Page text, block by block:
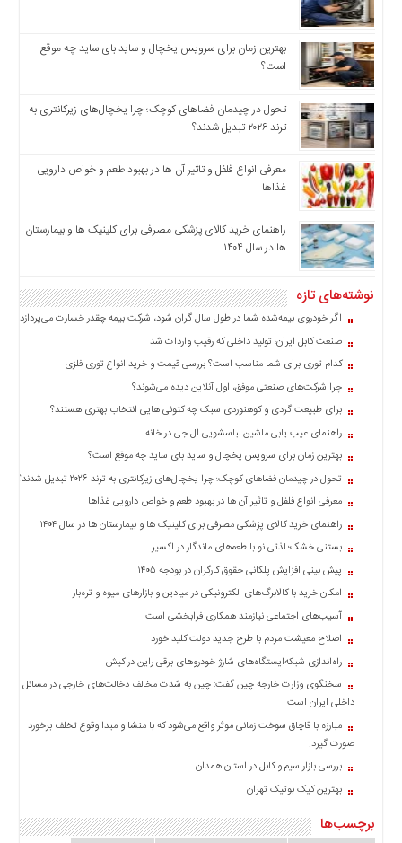
اخبار
اخبار
جدید
اخبار
حوادث
اخبار
سیاسی
اخبار
اخبار
سایت
برگه
نمونه
بهترین زمان برای سرویس یخچال و ساید بای ساید چه موقع
است؟
تحول در چیدمان فضاهای کوچک؛ چرا یخچال‌های زیرکانتری به
ترند ۲۰۲۶ تبدیل شدند؟
معرفی انواع فلفل و تاثیر آن ‌ها در بهبود طعم و خواص دارویی
غذاها
راهنمای خرید کالای پزشکی مصرفی برای کلینیک ها و بیمارستان
ها در سال ۱۴۰۴
نوشته‌های تازه
اگر خودروی بیمه‌شده شما در طول سال گران شود، شرکت بیمه چقدر خسارت می‌پردازد؟
صنعت کابل ایران؛ تولید داخلی که رقیب واردات شد
کدام توری برای شما مناسب است؟ بررسی قیمت و خرید انواع توری فلزی
چرا شرکت‌های صنعتی موفق، اول آنلاین دیده می‌شوند؟
برای طبیعت گردی و کوهنوردی سبک چه کتونی هایی انتخاب بهتری هستند؟
راهنمای عیب یابی ماشین لباسشویی ال جی در خانه
بهترین زمان برای سرویس یخچال و ساید بای ساید چه موقع است؟
تحول در چیدمان فضاهای کوچک؛ چرا یخچال‌های زیرکانتری به ترند ۲۰۲۶ تبدیل شدند؟
معرفی انواع فلفل و تاثیر آن ‌ها در بهبود طعم و خواص دارویی غذاها
راهنمای خرید کالای پزشکی مصرفی برای کلینیک ها و بیمارستان ها در سال ۱۴۰۴
بستنی خشک؛ لذتی نو با طعم‌های ماندگار در اکسیر
پیش بینی افزایش پلکانی حقوق کارگران در بودجه ۱۴۰۵
امکان خرید با کالابرگ‌های الکترونیکی در میادین و بازارهای میوه و تره‌بار
آسیب‌های اجتماعی نیازمند همکاری فرابخشی است
اصلاح معیشت مردم با طرح جدید دولت کلید خورد
راه‌اندازی شبکه‌ایستگاه‌های شارژ خودروهای برقی راین در کیش
سخنگوی وزارت خارجه چین گفت: چین به شدت مخالف دخالت‌های خارجی در مسائل
داخلی ایران است
مبارزه با قاچاق سوخت زمانی موثر واقع می‌شود که با منشا و مبدا وقوع تخلف برخورد
صورت گیرد.
بررسی بازار سیم و کابل در استان همدان
بهترین کیک بوتیک تهران
برچسب‌ها